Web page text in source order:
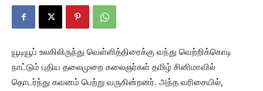
யூடியூப் உலகிலிருந்து வெள்ளித்திரைக்கு வந்து வெற்றிக்கொடி
நாட்டும் புதிய தலைமுறை கலைஞர்கள் தமிழ் சினிமாவில்
தொடர்ந்து கவனம் பெற்று வருகின்றனர். அந்த வரிசையில்,